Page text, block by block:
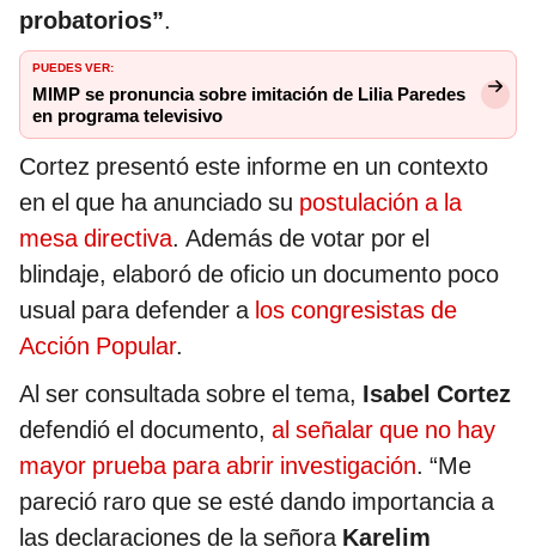
probatorios”.
PUEDES VER:
MIMP se pronuncia sobre imitación de Lilia Paredes
en programa televisivo
Cortez presentó este informe en un contexto
en el que ha anunciado su postulación a la
mesa directiva. Además de votar por el
blindaje, elaboró de oficio un documento poco
usual para defender a los congresistas de
Acción Popular.
Al ser consultada sobre el tema, Isabel Cortez
defendió el documento, al señalar que no hay
mayor prueba para abrir investigación. “Me
pareció raro que se esté dando importancia a
las declaraciones de la señora Karelim